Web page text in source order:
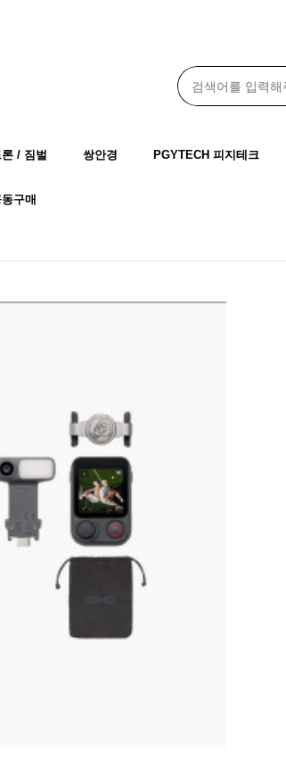
/ 짐벌 쌍안경 PGYTECH 피지테크
구매